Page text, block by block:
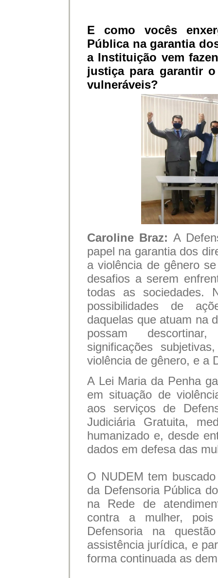
E como vocês
Pública na garantia
a Instituição vem
justiça para garantir
vulneráveis?
Caroline Braz: A
papel na garantia dos
a violência de gênero
desafios a serem
todas as sociedades.
possibilidades de
daquelas que atuam na
possam
significações
violência de gênero, e a
A Lei Maria da Penha
em situação de
aos serviços de
Judiciária Gratuita,
humanizado e, desde
dados em defesa das
O NUDEM tem
da Defensoria Pública
na Rede de
contra a mulher,
Defensoria na
assistência jurídica, e
forma continuada as